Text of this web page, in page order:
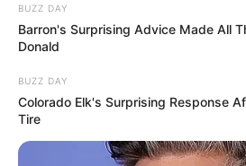
BUZZ DAY
Barron's Surprising Advice Made All
Donald
BUZZ DAY
Colorado Elk's Surprising Response
Tire